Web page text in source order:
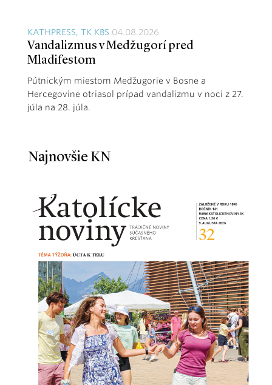
KATHPRESS, TK KBS 04.08.2026
Vandalizmus v Medžugorí pred
Mladifestom
Pútnickým miestom Medžugorie v Bosne a
Hercegovine otriasol prípad vandalizmu v noci z 27.
júla na 28. júla.
Najnovšie KN